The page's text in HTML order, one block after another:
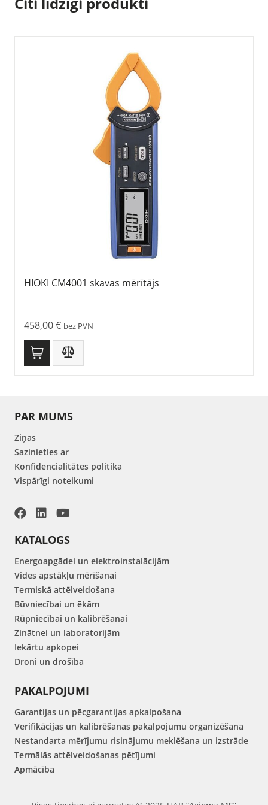
HIOKI CM4001 skavas mērītājs
458,00€ bez PVN
PAR MUMS
Ziņas
Sazinieties ar
Konfidencialitātes politika
Vispārīgi noteikumi
KATALOGS
Energoapgādei un elektroinstalācijām
Vides apstākļu mērīšanai
Termiskā attēlveidošana
Būvniecībai un ēkām
Rūpniecībai un kalibrēšanai
Zinātnei un laboratorijām
Iekārtu apkopei
Droni un drošība
PAKALPOJUMI
Garantijas un pēcgarantijas apkalpošana
Verifikācijas un kalibrēšanas pakalpojumu organizēšana
Nestandarta mērījumu risinājumu meklēšana un izstrāde
Termālās attēlveidošanas pētījumi
Apmācība